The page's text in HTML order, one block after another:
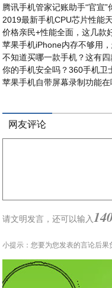
腾讯手机管家记账助手“官宣
2019最新手机CPU芯片性能
价格亲民+性能全面，这几款
苹果手机iPhone内存不够用
不知道买哪一款手机？这有
你的手机安全吗？360手机卫
苹果手机自带屏幕录制功能
网友评论
请文明发言，还可以输入
小提示：您要为您发表的言论后